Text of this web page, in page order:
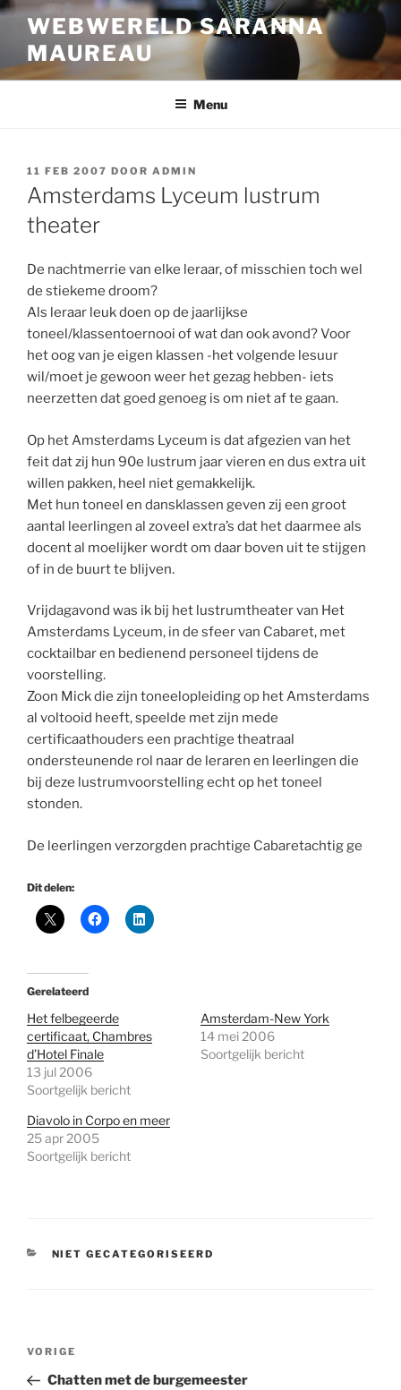
Ga
inhoud
WEBWERELD SARANNA
MAUREAU
Menu
GEPLAATST
OP
11 FEB 2007 DOOR ADMIN
Amsterdams Lyceum lustrum
theater
De nachtmerrie van elke leraar, of misschien toch wel
de stiekeme droom?
Als leraar leuk doen op de jaarlijkse
toneel/klassentoernooi of wat dan ook avond? Voor
het oog van je eigen klassen -het volgende lesuur
wil/moet je gewoon weer het gezag hebben- iets
neerzetten dat goed genoeg is om niet af te gaan.
Op het Amsterdams Lyceum is dat afgezien van het
feit dat zij hun 90e lustrum jaar vieren en dus extra uit
willen pakken, heel niet gemakkelijk.
Met hun toneel en dansklassen geven zij een groot
aantal leerlingen al zoveel extra’s dat het daarmee als
docent al moelijker wordt om daar boven uit te stijgen
of in de buurt te blijven.
Vrijdagavond was ik bij het lustrumtheater van Het
Amsterdams Lyceum, in de sfeer van Cabaret, met
cocktailbar en bedienend personeel tijdens de
voorstelling.
Zoon Mick die zijn toneelopleiding op het Amsterdams
al voltooid heeft, speelde met zijn mede
certificaathouders een prachtige theatraal
ondersteunende rol naar de leraren en leerlingen die
bij deze lustrumvoorstelling echt op het toneel
stonden.
De leerlingen verzorgden prachtige Cabaretachtig ge
Dit delen:
Gerelateerd
Het felbegeerde
certificaat, Chambres
d’Hotel Finale
13 jul 2006
Soortgelijk bericht
Amsterdam-New York
14 mei 2006
Soortgelijk bericht
Diavolo in Corpo en meer
25 apr 2005
Soortgelijk bericht
CATEGORIEËN
NIET GECATEGORISEERD
Bericht
Vorig
bericht
VORIGE
Chatten met de burgemeester